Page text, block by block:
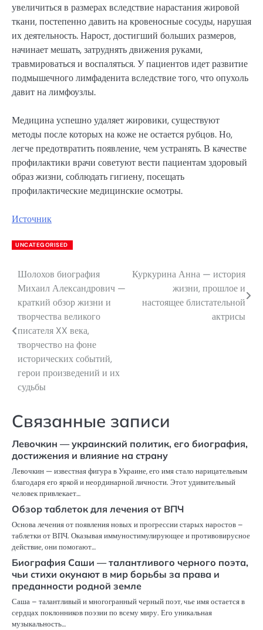
увеличиться в размерах вследствие нарастания жировой
ткани, постепенно давить на кровеносные сосуды, нарушая
их деятельность. Нарост, достигший больших размеров,
начинает мешать, затруднять движения руками,
травмироваться и воспаляться. У пациентов идет развитие
подмышечного лимфаденита вследствие того, что опухоль
давит на лимфоузлы.
Медицина успешно удаляет жировики, существуют
методы после которых на коже не остается рубцов. Но,
легче предотвратить появление, чем устранять. В качестве
профилактики врачи советуют вести пациентам здоровый
образ жизни, соблюдать гигиену, посещать
профилактические медицинские осмотры.
Источник
UNCATEGORISED
Навигация
по
записям
Шолохов биография
Михаил Александрович —
краткий обзор жизни и
творчества великого
писателя XX века,
творчество на фоне
исторических событий,
герои произведений и их
судьбы
Куркурина Анна — история
жизни, прошлое и
настоящее блистательной
актрисы
Связанные записи
Левочкин — украинский политик, его биография,
достижения и влияние на страну
Левочкин — известная фигура в Украине, его имя стало нарицательным
благодаря его яркой и неординарной личности. Этот удивительный
человек привлекает…
Обзор таблеток для лечения от ВПЧ
Основа лечения от появления новых и прогрессии старых наростов –
таблетки от ВПЧ. Оказывая иммуностимулирующее и противовирусное
действие, они помогают…
Биография Саши — талантливого черного поэта,
чьи стихи окунают в мир борьбы за права и
преданности родной земле
Саша – талантливый и многогранный черный поэт, чье имя остается в
сердцах поклонников поэзии по всему миру. Его уникальная
музыкальность…